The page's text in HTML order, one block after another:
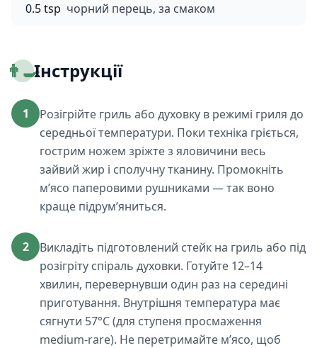
0.5 tsp чорний перець, за смаком
👨‍🍳Інструкції
1
Розігрійте гриль або духовку в режимі гриля до
середньої температури. Поки техніка гріється,
гострим ножем зріжте з яловичини весь
зайвий жир і сполучну тканину. Промокніть
м’ясо паперовими рушниками — так воно
краще підрум’яниться.
2
Викладіть підготовлений стейк на гриль або під
розігріту спіраль духовки. Готуйте 12–14
хвилин, перевернувши один раз на середині
приготування. Внутрішня температура має
сягнути 57°C (для ступеня просмаження
medium-rare). Не перетримайте м’ясо, щоб